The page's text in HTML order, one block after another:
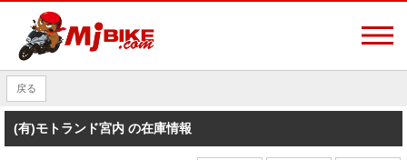
戻る
(有)モトランド宮内 の在庫情報